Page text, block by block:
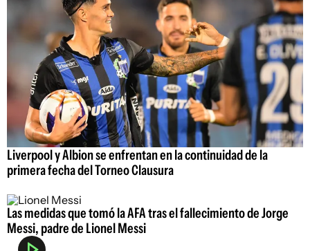
Liverpool y Albion se enfrentan en la continuidad de la
primera fecha del Torneo Clausura
Las medidas que tomó la AFA tras el fallecimiento de Jorge
Messi, padre de Lionel Messi